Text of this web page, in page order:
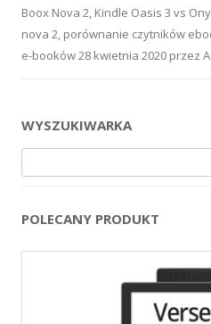
Boox Nova 2, Kindle Oasis 3 vs
nova 2, porównanie czytników
e-booków28 kwietnia 2020 przez
WYSZUKIWARKA
POLECANY PRODUKT